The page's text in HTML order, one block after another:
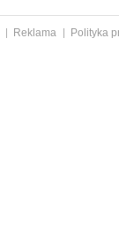
Reklama
Polityka